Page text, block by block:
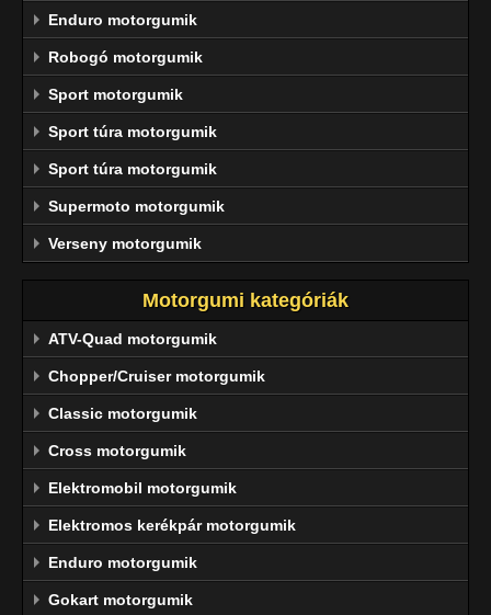
Enduro motorgumik
Robogó motorgumik
Sport motorgumik
Sport túra motorgumik
Sport túra motorgumik
Supermoto motorgumik
Verseny motorgumik
Motorgumi kategóriák
ATV-Quad motorgumik
Chopper/Cruiser motorgumik
Classic motorgumik
Cross motorgumik
Elektromobil motorgumik
Elektromos kerékpár motorgumik
Enduro motorgumik
Gokart motorgumik